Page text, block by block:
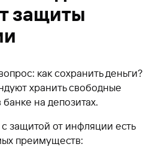
защиты
как сохранить деньги?
хранить свободные
на депозитах.
с защитой от инфляции есть
преимуществ: